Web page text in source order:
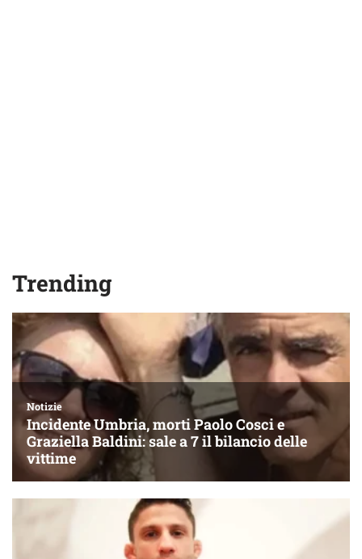
Trending